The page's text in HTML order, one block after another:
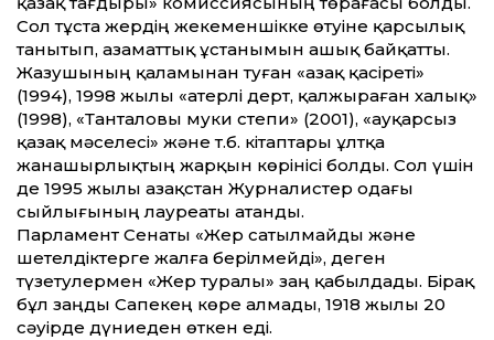
Сол тұста жердің жекеменшікке өтуіне қарсылық
танытып, азаматтық ұстанымын ашық байқатты.
Жазушының қаламынан туған «Қазақ қасіреті»
(1994), 1998 жылы «Қатерлі дерт, қалжыраған халық»
(1998), «Танталовы муки степи» (2001), «Қауқарсыз
қазақ мәселесі» және т.б. кітаптары ұлтқа
жанашырлықтың жарқын көрінісі болды. Сол үшін
де 1995 жылы Қазақстан Журналистер одағы
сыйлығының лауреаты атанды.
Парламент Сенаты «Жер сатылмайды және
шетелдіктерге жалға берілмейді», деген
түзетулермен «Жер туралы» заң қабылдады. Бірақ
бұл заңды Сапекең көре алмады, 1918 жылы 20
сәуірде дүниеден өткен еді.